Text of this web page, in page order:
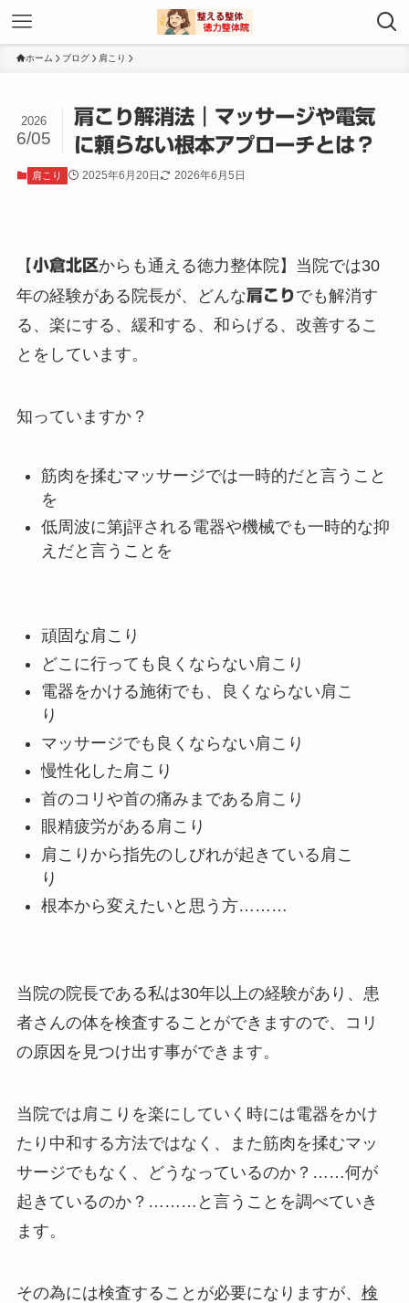
ホーム ブログ 肩こり
肩こり解消法｜マッサージや電気
に頼らない根本アプローチとは？
2026
6/05
肩こり 2025年6月20日 2026年6月5日
【小倉北区からも通える徳力整体院】当院では30
年の経験がある院長が、どんな肩こりでも解消す
る、楽にする、緩和する、和らげる、改善するこ
とをしています。
知っていますか？
筋肉を揉むマッサージでは一時的だと言うこと
を
低周波に第j評される電器や機械でも一時的な抑
えだと言うことを
頑固な肩こり
どこに行っても良くならない肩こり
電器をかける施術でも、良くならない肩こ
り
マッサージでも良くならない肩こり
慢性化した肩こり
首のコリや首の痛みまである肩こり
眼精疲労がある肩こり
肩こりから指先のしびれが起きている肩こ
り
根本から変えたいと思う方………
当院の院長である私は30年以上の経験があり、患
者さんの体を検査することができますので、コリ
の原因を見つけ出す事ができます。
当院では肩こりを楽にしていく時には電器をかけ
たり中和する方法ではなく、また筋肉を揉むマッ
サージでもなく、どうなっているのか？……何が
起きているのか？………と言うことを調べていき
ます。
その為には検査することが必要になりますが、 検